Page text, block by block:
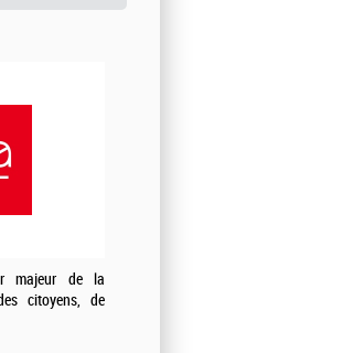
majeur de la
citoyens, de